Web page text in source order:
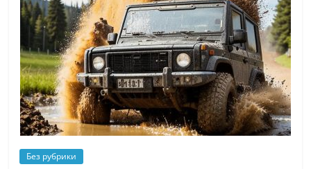
Без рубрики